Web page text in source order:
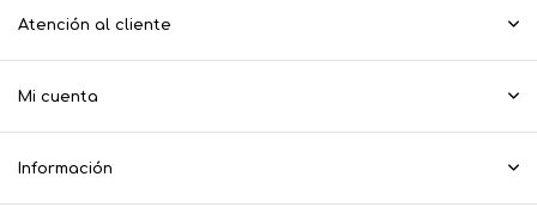
Atención al cliente
Mi cuenta
Información